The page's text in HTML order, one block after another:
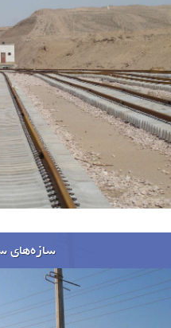
سازه‌های